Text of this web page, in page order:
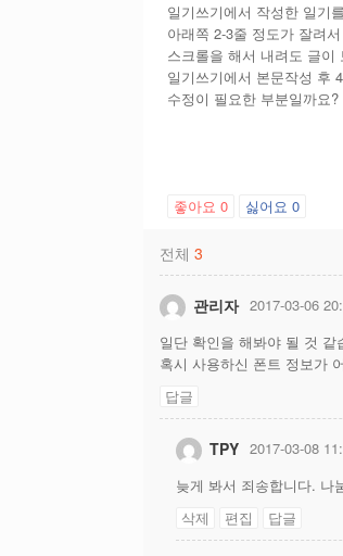
일기쓰기에서 작성한 일기
아래쪽 2-3줄 정도가 잘려
스크롤을 해서 내려도 글이
일기쓰기에서 본문작성 후
수정이 필요한 부분일까요?
좋아요 0 싫어요 0
전체 3
관리자 2017-03-06
일단 확인을 해봐야 될 것 같
혹시 사용하신 폰트 정보가
답글
TPY 2017-03-08
늦게 봐서 죄송합니다. 나
삭제
편집 답글